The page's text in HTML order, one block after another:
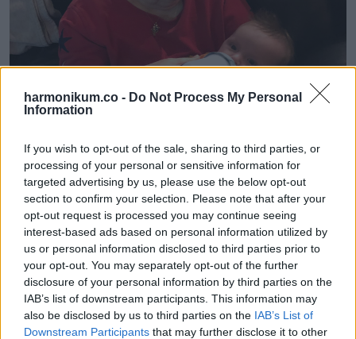
harmonikum.co - Do Not Process My Personal
Information
If you wish to opt-out of the sale, sharing to third parties, or
processing of your personal or sensitive information for
targeted advertising by us, please use the below opt-out
section to confirm your selection. Please note that after your
opt-out request is processed you may continue seeing
interest-based ads based on personal information utilized by
us or personal information disclosed to third parties prior to
your opt-out. You may separately opt-out of the further
disclosure of your personal information by third parties on the
IAB’s list of downstream participants. This information may
also be disclosed by us to third parties on the IAB’s List of
Downstream Participants that may further disclose it to other
11. „A kutyusom, az első éjszaka velünk kölyökként, és 7